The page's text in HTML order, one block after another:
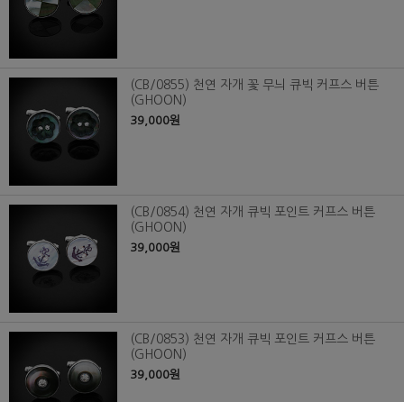
(CB/0855) 천연 자개 꽃 무늬 큐빅 커프스 버튼
(GHOON)
39,000원
(CB/0854) 천연 자개 큐빅 포인트 커프스 버튼
(GHOON)
39,000원
(CB/0853) 천연 자개 큐빅 포인트 커프스 버튼
(GHOON)
39,000원